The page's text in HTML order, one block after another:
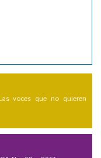
voces que no quieren